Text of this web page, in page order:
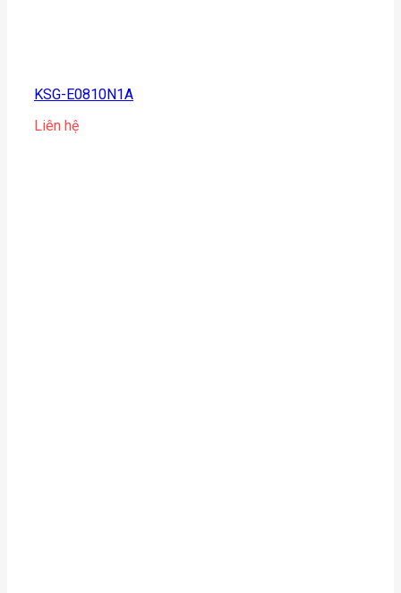
KSG-E0810N1A
Liên hệ